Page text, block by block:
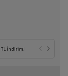
TL İndirim!